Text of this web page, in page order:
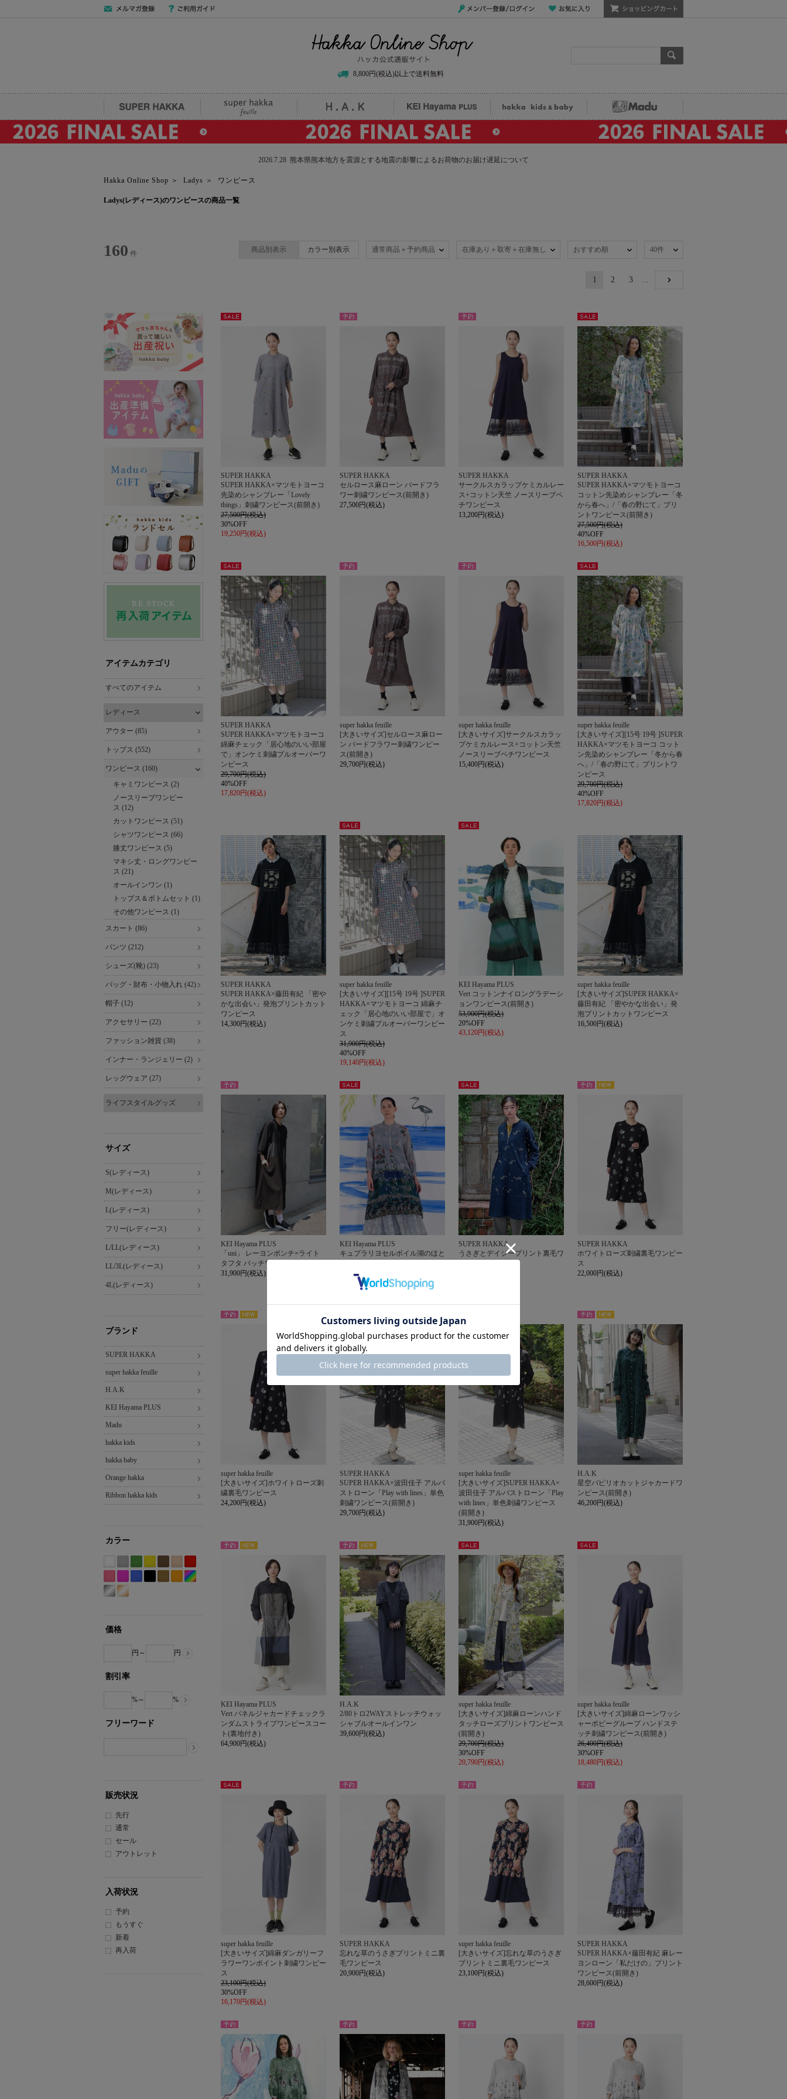
8,800円(税込)以上で送料無料
SUPER HAKKA H.A.K KEI Hayama PLUS Madu
2026.7.28 熊本県熊本地方を震源とする地震の影響によるお荷物のお届け遅延について
Hakka Online Shop ＞ Ladys ＞ ワンピース
Ladys(レディース)のワンピースの商品一覧
160 件 商品別表示 カラー別表示 通常商品＋予約商品 在庫あり＋取寄＋在庫無し おすすめ順 40件
1 2 3
...
アイテムカテゴリ
すべてのアイテム
レディース
アウター (85)
トップス (552)
ワンピース (160)
キャミワンピース (2)
ノースリーブワンピー
ス (12)
カットワンピース (51)
シャツワンピース (66)
膝丈ワンピース (5)
マキシ丈・ロングワンピー
ス (21)
オールインワン (1)
トップス＆ボトムセット (1)
その他ワンピース (1)
スカート (86)
パンツ (212)
シューズ(靴) (23)
バッグ・財布・小物入れ (42)
帽子 (12)
アクセサリー (22)
ファッション雑貨 (38)
インナー・ランジェリー (2)
レッグウェア (27)
ライフスタイルグッズ
サイズ
S(レディース)
M(レディース)
L(レディース)
フリー(レディース)
L/LL(レディース)
LL/3L(レディース)
4L(レディース)
ブランド
SUPER HAKKA
super hakka feuille
H.A.K
KEI Hayama PLUS
Madu
hakka kids
hakka baby
Orange hakka
Ribbon hakka kids
カラー
ホ
ワ
イ
グ
レ
ー
グ
リ
イ
エ
ブ
ラ
ベ
ー
レ
ッ
ピ
ン
パ
ー
系
ー
ド
価格
円～ 円
割引率
%～ %
フリーワード
販売状況
先行
通常
セール
アウトレット
入荷状況
予約
もうすぐ
新着
再入荷
SUPER HAKKA
SUPER HAKKA×マツモトヨーコ
先染めシャンブレー「Lovely
things」刺繍ワンピース(前開き)
27,500円(税込)
30%OFF
19,250円(税込)
SUPER HAKKA
セルロース麻ローン バードフラ
ワー刺繍ワンピース(前開き)
27,500円(税込)
SUPER HAKKA
サークルスカラップケミカルレー
ス+コットン天竺 ノースリーブペ
チワンピース
13,200円(税込)
セー
ル
SUPER HAKKA
SUPER HAKKA×マツモトヨーコ
コットン先染めシャンブレー「冬
から春へ」/「春の野にて」プリ
ントワンピース(前開き)
27,500円(税込)
40%OFF
16,500円(税込)
セー
ル
SUPER HAKKA
SUPER HAKKA×マツモトヨーコ
綿麻チェック「居心地のいい部屋
で」オンケミ刺繍プルオーバーワ
ンピース
29,700円(税込)
40%OFF
17,820円(税込)
super hakka feuille
[大きいサイズ]セルロース麻ロー
ン バードフラワー刺繍ワンピー
ス(前開き)
29,700円(税込)
super hakka feuille
[大きいサイズ]サークルスカラッ
プケミカルレース+コットン天竺
ノースリーブペチワンピース
15,400円(税込)
セー
ル
super hakka feuille
[大きいサイズ][15号 19号 ]SUPER
HAKKA×マツモトヨーコ コット
ン先染めシャンブレー「冬から春
へ」/「春の野にて」プリントワ
ンピース
29,700円(税込)
40%OFF
17,820円(税込)
SUPER HAKKA
SUPER HAKKA×藤田有紀 「密や
かな出会い」発泡プリントカット
ワンピース
14,300円(税込)
セー
ル
super hakka feuille
[大きいサイズ][15号 19号 ]SUPER
HAKKA×マツモトヨーコ 綿麻チ
ェック「居心地のいい部屋で」オ
ンケミ刺繍プルオーバーワンピー
ス
31,900円(税込)
40%OFF
19,140円(税込)
KEI Hayama PLUS
Vert コットンナイロングラデーシ
ョンワンピース(前開き)
53,900円(税込)
20%OFF
43,120円(税込)
super hakka feuille
[大きいサイズ]SUPER HAKKA×
藤田有紀 「密やかな出会い」発
泡プリントカットワンピース
16,500円(税込)
予約
KEI Hayama PLUS
「uni」 レーヨンポンチ×ライト
タフタ パッチワークワンピース
31,900円(税込)
セー
ル
KEI Hayama PLUS
キュプラリヨセルボイル湖のほと
63,800円(税込)
40%OFF
38,280円(税込)
セー
ル
SUPER HAKKA
うさぎとデイジープリント裏毛ワ
SUPER HAKKA
ホワイトローズ刺繍裏毛ワンピー
ス
22,000円(税込)
super hakka feuille
[大きいサイズ]ホワイトローズ刺
繍裏毛ワンピース
24,200円(税込)
予約 NEW
SUPER HAKKA
SUPER HAKKA×波田佳子 アルバ
ストローン「Play with lines」単色
刺繍ワンピース(前開き)
29,700円(税込)
予約
super hakka feuille
[大きいサイズ]SUPER HAKKA×
波田佳子 アルバストローン「Play
with lines」単色刺繍ワンピース
(前開き)
31,900円(税込)
予約 NEW
H.A.K
星空パピリオカットジャカードワ
ンピース(前開き)
46,200円(税込)
KEI Hayama PLUS
Vert パネルジャカードチェックラ
ンダムストライプワンピースコー
ト(裏地付き)
64,900円(税込)
予約 NEW
H.A.K
2/80トロ2WAYストレッチウォッ
シャブルオールインワン
39,600円(税込)
セー
ル
super hakka feuille
[大きいサイズ]綿麻ローンハンド
タッチローズプリントワンピース
(前開き)
29,700円(税込)
30%OFF
20,790円(税込)
super hakka feuille
[大きいサイズ]綿麻ローンワッシ
ャーポピーグループ ハンドステ
ッチ刺繍ワンピース(前開き)
26,400円(税込)
30%OFF
18,480円(税込)
super hakka feuille
[大きいサイズ]綿麻ダンガリーフ
ラワーワンポイント刺繍ワンピー
ス
23,100円(税込)
30%OFF
16,170円(税込)
SUPER HAKKA
忘れな草のうさぎプリントミニ裏
毛ワンピース
20,900円(税込)
super hakka feuille
[大きいサイズ]忘れな草のうさぎ
プリントミニ裏毛ワンピース
23,100円(税込)
SUPER HAKKA
SUPER HAKKA×藤田有紀 麻レー
ヨンローン「私だけの」プリント
ワンピース(前開き)
28,600円(税込)
予約 予約